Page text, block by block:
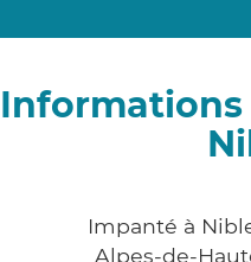
Impanté à
Alpes-de-